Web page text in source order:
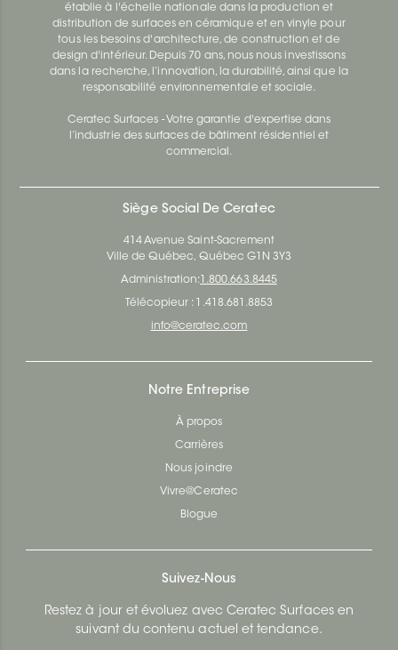
établie à l'échelle nationale dans la production et
distribution de surfaces en céramique et en vinyle pour
tous les besoins d'architecture, de construction et de
design d'intérieur. Depuis 70 ans, nous nous investissons
dans la recherche, l’innovation, la durabilité, ainsi que la
responsabilité environnementale et sociale.
Ceratec Surfaces - Votre garantie d'expertise dans
l’industrie des surfaces de bâtiment résidentiel et
commercial.
Siège Social De Ceratec
414 Avenue Saint-Sacrement
Ville de Québec, Québec G1N 3Y3
Administration: 1.800.663.8445
Télécopieur : 1.418.681.8853
info@ceratec.com
Notre Entreprise
À propos
Carrières
Nous joindre
Vivre@Ceratec
Blogue
Suivez-Nous
Restez à jour et évoluez avec Ceratec Surfaces en
suivant du contenu actuel et tendance.